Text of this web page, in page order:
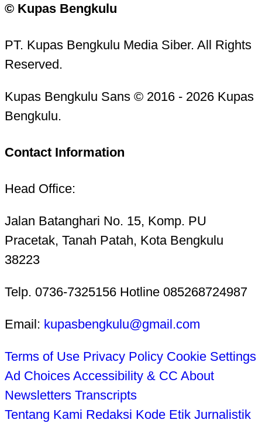
© Kupas Bengkulu
PT. Kupas Bengkulu Media Siber. All Rights
Reserved.
Kupas Bengkulu Sans © 2016 - 2026 Kupas
Bengkulu.
Contact Information
Head Office:
Jalan Batanghari No. 15, Komp. PU
Pracetak, Tanah Patah, Kota Bengkulu
38223
Telp. 0736-7325156 Hotline 085268724987
Email: kupasbengkulu@gmail.com
Terms of Use Privacy Policy Cookie Settings
Ad Choices Accessibility & CC About
Newsletters Transcripts
Tentang Kami Redaksi Kode Etik Jurnalistik